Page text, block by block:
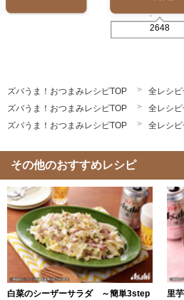
2648
ズバうま！おつまみレシピTOP 全レシ
ズバうま！おつまみレシピTOP
全レシ
ズバうま！おつまみレシピTOP
全レシ
その他のおすすめレシピ
白菜のシーザーサラダ ～簡単3step
里